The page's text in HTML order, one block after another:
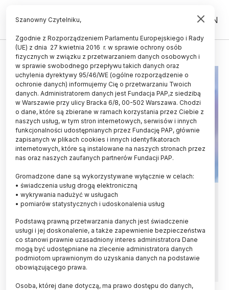
PL EN
TEORIA GIER
Teoria gier pomocna w leczeniu
zakażeń
Korzystając z teorii gier można określić
odporność bakterii na antybiotyki – informuje
pismo „Scientific Reports”.
Szanowny Czytelniku,
Zgodnie z Rozporządzeniem Parlamentu Europejskiego i Rady
(UE) z dnia 27 kwietnia 2016 r. w sprawie ochrony osób
fizycznych w związku z przetwarzaniem danych osobowych i
w sprawie swobodnego przepływu takich danych oraz
uchylenia dyrektywy 95/46/WE (ogólne rozporządzenie o
ochronie danych) informujemy Cię o przetwarzaniu Twoich
danych. Administratorem danych jest Fundacja PAP,z siedzibą
w Warszawie przy ulicy Bracka 6/8, 00-502 Warszawa. Chodzi
o dane, które są zbierane w ramach korzystania przez Ciebie z
naszych usług, w tym stron internetowych, serwisów i innych
funkcjonalności udostępnianych przez Fundację PAP, głównie
zapisanych w plikach cookies i innych identyfikatorach
internetowych, które są instalowane na naszych stronach przez
nas oraz naszych zaufanych partnerów Fundacji PAP.
Gromadzone dane są wykorzystywane wyłącznie w celach:
• świadczenia usług drogą elektroniczną
• wykrywania nadużyć w usługach
• pomiarów statystycznych i udoskonalenia usług
Podstawą prawną przetwarzania danych jest świadczenie
usługi i jej doskonalenie, a także zapewnienie bezpieczeństwa
co stanowi prawnie uzasadniony interes administratora Dane
mogą być udostępniane na zlecenie administratora danych
podmiotom uprawnionym do uzyskania danych na podstawie
obowiązującego prawa.
Osoba, której dane dotyczą, ma prawo dostępu do danych,